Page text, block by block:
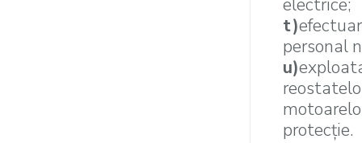
electrice;
t)
personal
u)
protecţie.